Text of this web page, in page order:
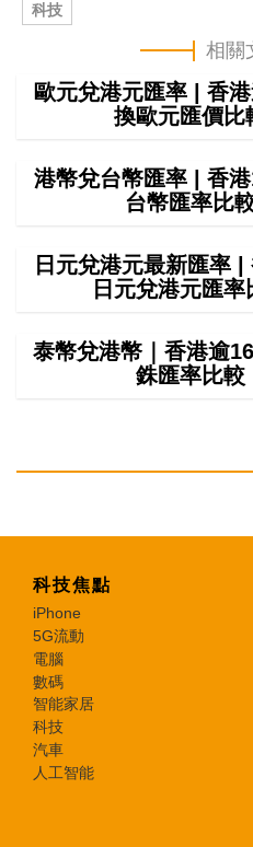
科技
相關
歐元兌港元匯率 | 香
換歐元匯價比
港幣兌台幣匯率 | 香
台幣匯率比
日元兌港元最新匯率
日元兌港元匯
泰幣兌港幣｜香港逾
銖匯率比較
科技焦點
iPhone
5G流動
電腦
數碼
智能家居
科技
汽車
人工智能